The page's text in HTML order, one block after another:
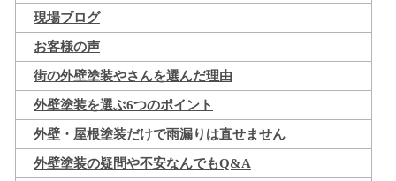
現場ブログ
お客様の声
街の外壁塗装やさんを選んだ理由
外壁塗装を選ぶ6つのポイント
外壁・屋根塗装だけで雨漏りは直せません
外壁塗装の疑問や不安なんでもQ&A